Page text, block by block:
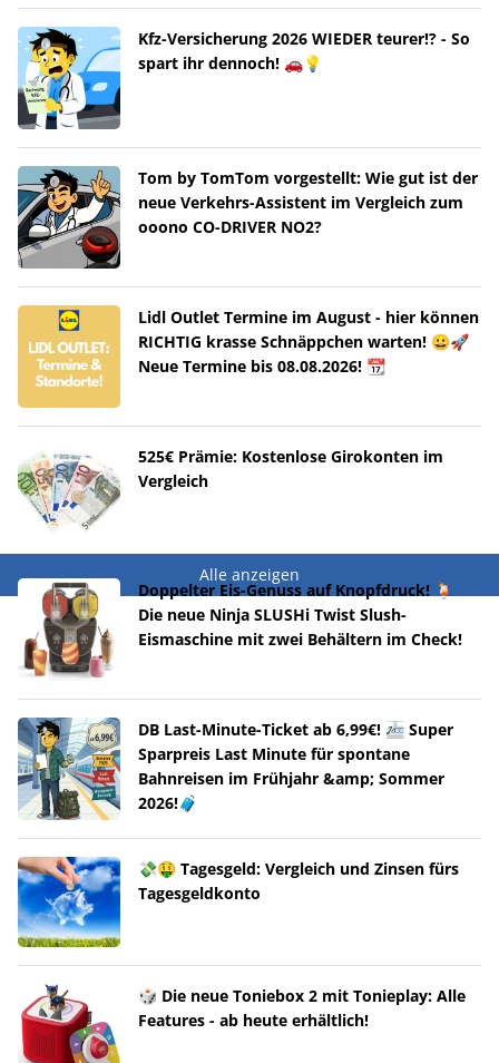
Kfz-Versicherung 2026 WIEDER teurer!? - So
spart ihr dennoch! 🚗💡
Tom by TomTom vorgestellt: Wie gut ist der
neue Verkehrs-Assistent im Vergleich zum
ooono CO-DRIVER NO2?
Lidl Outlet Termine im August - hier können
RICHTIG krasse Schnäppchen warten! 😀🚀
Neue Termine bis 08.08.2026! 📆
525€ Prämie: Kostenlose Girokonten im
Vergleich
Alle anzeigen
Doppelter Eis-Genuss auf Knopfdruck! 🍹
Die neue Ninja SLUSHi Twist Slush-
Eismaschine mit zwei Behältern im Check!
DB Last-Minute-Ticket ab 6,99€! 🚈 Super
Sparpreis Last Minute für spontane
Bahnreisen im Frühjahr &amp; Sommer
2026!🧳
💸🤑 Tagesgeld: Vergleich und Zinsen fürs
Tagesgeldkonto
🎲 Die neue Toniebox 2 mit Tonieplay: Alle
Features - ab heute erhältlich!